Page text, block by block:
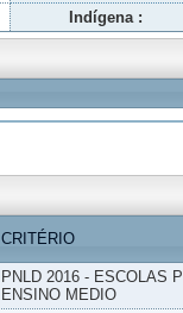
Indígena :
CRITÉRIO
PNLD 2016 - ESCOLAS
ENSINO MEDIO